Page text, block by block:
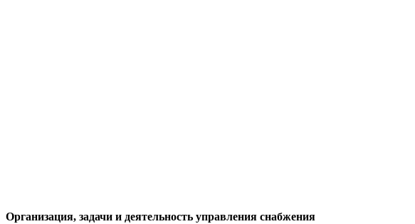
Организация, задачи и деятельность управления снабжения